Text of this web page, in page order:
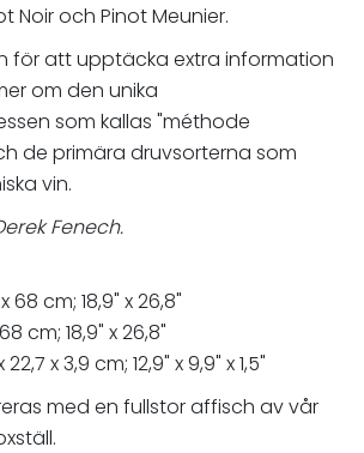
Noir och Pinot Meunier.
för att upptäcka extra information
om den unika
som kallas "méthode
de primära druvsorterna som
vin.
Fenech.
cm; 18,9" x 26,8"
cm; 18,9" x 26,8"
x 3,9 cm; 12,9" x 9,9" x 1,5"
med en fullstor affisch av vår